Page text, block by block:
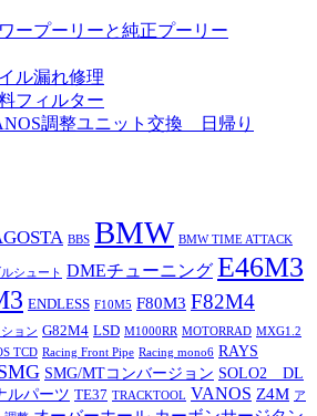
ープーリーと純正プーリー
ル漏れ修理
フィルター
調整ユニット交換 日帰り
BBS BMW BMW TIME ATTACK
シュート DMEチューニング E46M3
ENDLESS F10M5 F80M3 F82M4
ョン G82M4 LSD M1000RR MOTORRAD MXG1.2
TCD Racing Front Pipe Racing mono6 RAYS
SMG/MTコンバージョン SOLO2 DL
ルパーツ TE37 TRACKTOOL VANOS Z4M ア